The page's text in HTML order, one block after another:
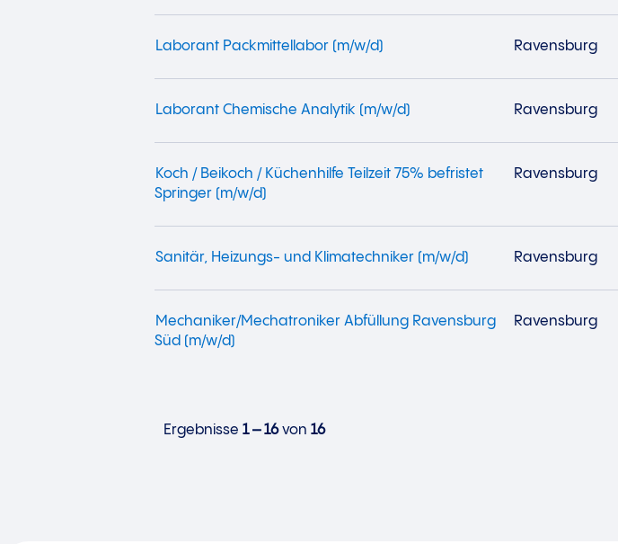
Laborant Packmittellabor (m/w/d) Ravensburg
Laborant Chemische Analytik (m/w/d) Ravensburg
Koch / Beikoch / Küchenhilfe Teilzeit 75% befristet
Springer (m/w/d)
Ravensburg
Sanitär, Heizungs- und Klimatechniker (m/w/d) Ravensburg
Mechaniker/Mechatroniker Abfüllung Ravensburg
Süd (m/w/d)
Ravensburg
Ergebnisse 1 – 16von 16